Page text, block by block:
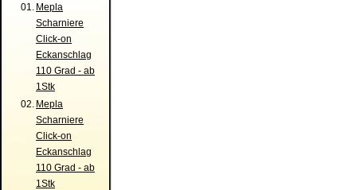
01. Mepla
Scharniere
Click-on
Eckanschlag
110 Grad - ab
1Stk
02. Mepla
Scharniere
Click-on
Eckanschlag
110 Grad - ab
1Stk